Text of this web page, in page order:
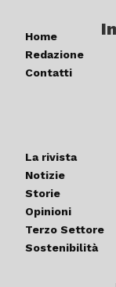
Home
Redazione
Contatti
La rivista
Notizie
Storie
Opinioni
Terzo Settore
Sostenibilità